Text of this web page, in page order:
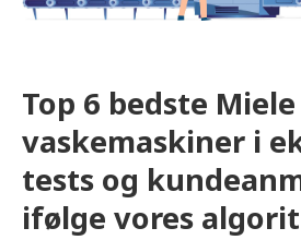
Top 6 bedste Miele
vaskemaskiner i
tests og
ifølge vores